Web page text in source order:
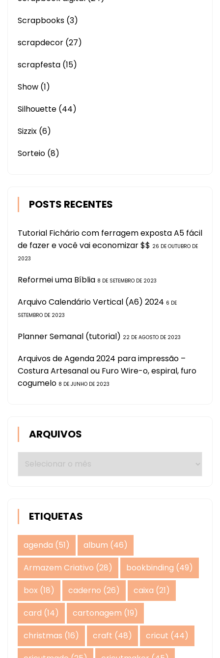
Scrapbooks (3)
scrapdecor (27)
scrapfesta (15)
Show (1)
Silhouette (44)
Sizzix (6)
Sorteio (8)
POSTS RECENTES
Tutorial Fichário com ferragem exposta A5 fácil
de fazer e você vai economizar $$ 26 DE OUTUBRO DE
2023
Reformei uma Bíblia 8 DE SETEMBRO DE 2023
Arquivo Calendário Vertical (A6) 2024 6 DE
SETEMBRO DE 2023
Planner Semanal (tutorial) 22 DE AGOSTO DE 2023
Arquivos de Agenda 2024 para impressão –
Costura Artesanal ou Furo Wire-o, espiral, furo
cogumelo 8 DE JUNHO DE 2023
ARQUIVOS
Arquivos
ETIQUETAS
agenda (51) album (46)
Armazem Criativo (28) bookbinding (49)
box (18) caderno (26) caixa (21)
card (14) cartonagem (19)
christmas (16) craft (48) cricut (44)